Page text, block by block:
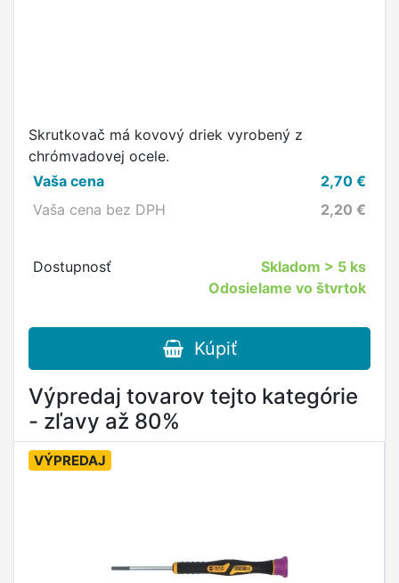
Skrutkovač má kovový driek vyrobený z
chrómvadovej ocele.
Vaša cena
2,70 €
Vaša cena bez DPH
2,20 €
Dostupnosť Skladom > 5 ks
Odosielame vo štvrtok
Kúpiť
Výpredaj tovarov tejto kategórie
- zľavy až 80%
VÝPREDAJ